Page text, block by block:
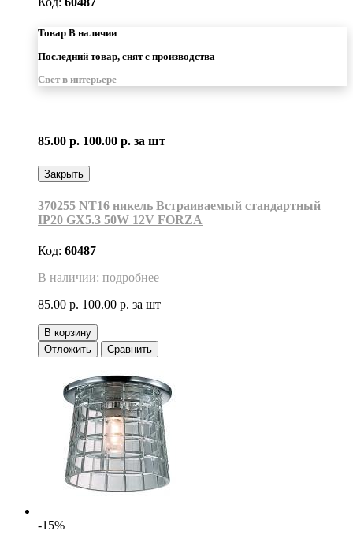
Товар В наличии
Последний товар, снят с производства
Свет в интерьере
85.00 р. 100.00 р. за шт
Закрыть
370255 NT16 никель Встраиваемый стандартный
IP20 GX5.3 50W 12V FORZA
Код: 60487
В наличии: подробнее
85.00 р. 100.00 р. за шт
В корзину
Отложить
Сравнить
-15%